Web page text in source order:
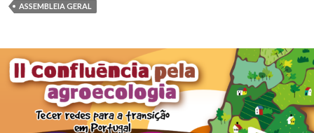
ASSEMBLEIA GERAL